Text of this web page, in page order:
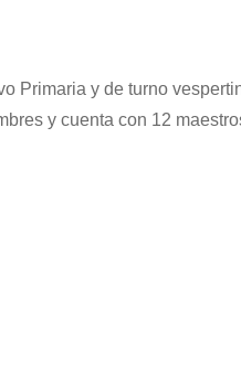
Primaria y de turno
y cuenta con 12